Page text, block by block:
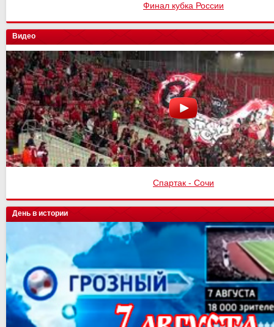
Финал кубка России
Видео
Спартак - Сочи
День в истории